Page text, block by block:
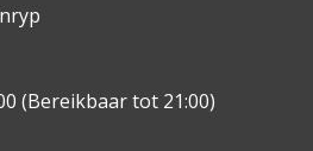
(Bereikbaar tot 21:00)